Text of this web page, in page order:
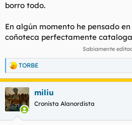
borro todo.
En algún momento he pensado
coñoteca perfectamente
Sabiamente
R
e
a
c
c
i
TORBE
miliu
Cronista Alanordista